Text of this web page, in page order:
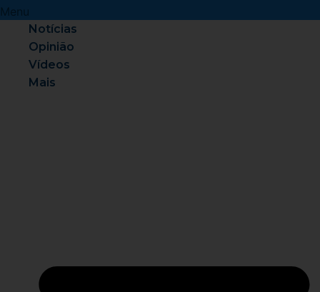
Menu
Notícias
Opinião
Vídeos
Mais